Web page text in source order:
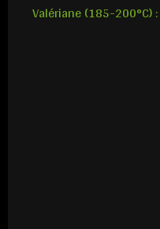
Valériane (185-200°C) :